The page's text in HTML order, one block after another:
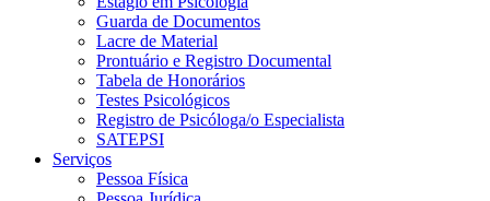
Guarda de Documentos
Lacre de Material
Prontuário e Registro Documental
Tabela de Honorários
Testes Psicológicos
Registro de Psicóloga/o Especialista
SATEPSI
Serviços
Pessoa Física